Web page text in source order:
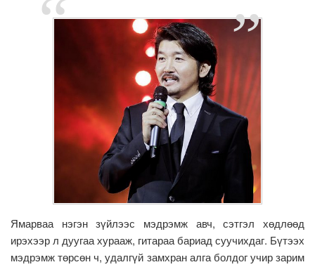
Ямарваа нэгэн зүйлээс мэдрэмж авч, сэтгэл хөдлөөд
ирэхээр л дуугаа хурааж, гитараа бариад суучихдаг. Бүтээх
мэдрэмж төрсөн ч, удалгүй замхран алга болдог учир зарим